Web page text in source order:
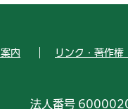
内 リンク・著作権
法人番号